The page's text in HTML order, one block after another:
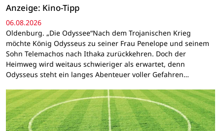
Anzeige: Kino-Tipp
06.08.2026
Oldenburg. „Die Odyssee“Nach dem Trojanischen Krieg
möchte König Odysseus zu seiner Frau Penelope und seinem
Sohn Telemachos nach Ithaka zurückkehren. Doch der
Heimweg wird weitaus schwieriger als erwartet, denn
Odysseus steht ein langes Abenteuer voller Gefahren…